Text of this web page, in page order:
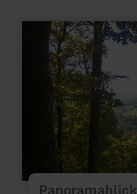
erfahren
Panoramablick
Lassaulx-